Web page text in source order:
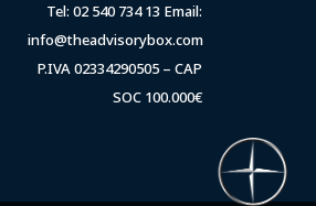
Tel: 02 540 734 13 Email:
info@theadvisorybox.com
P.IVA 02334290505 – CAP
SOC 100.000€